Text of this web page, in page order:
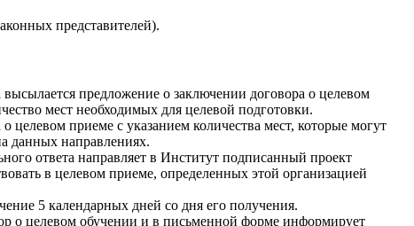
представителей).
предложение о заключении договора о целевом
мест необходимых для целевой подготовки.
приеме с указанием количества мест, которые могут
данных направлениях.
ответа направляет в Институт подписанный проект
в целевом приеме, определенных этой организацией
5 календарных дней со дня его получения.
о целевом обучении и в письменной форме информирует